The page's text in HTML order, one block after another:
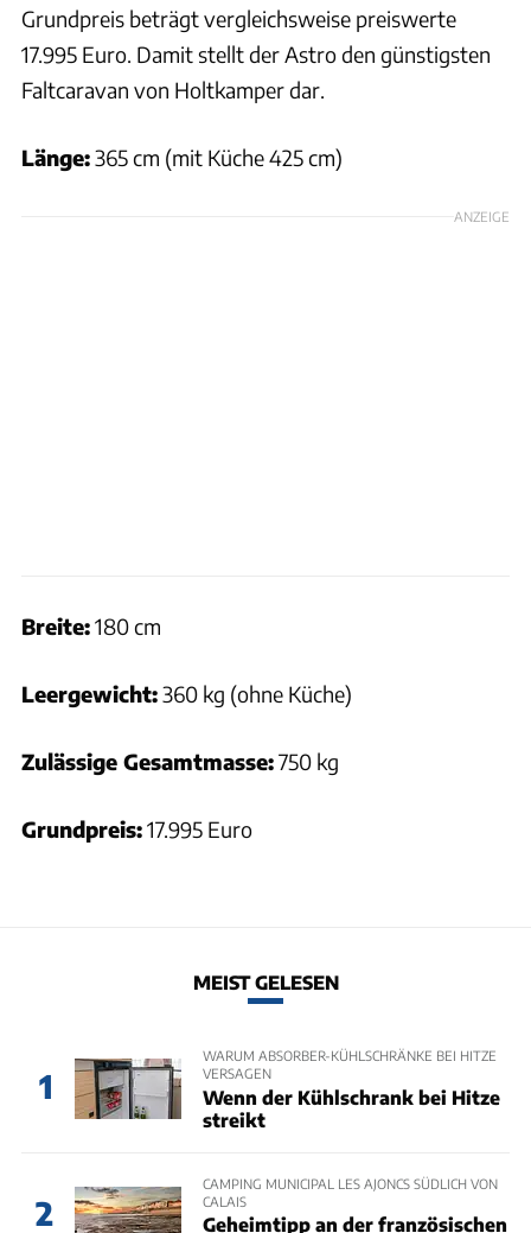
Grundpreis beträgt vergleichsweise preiswerte
17.995 Euro. Damit stellt der Astro den günstigsten
Faltcaravan von Holtkamper dar.
Länge:365 cm (mit Küche 425 cm)
ANZEIGE
Breite:180 cm
Leergewicht:360 kg (ohne Küche)
Zulässige Gesamtmasse:750 kg
Grundpreis:17.995 Euro
MEIST GELESEN
1
WARUM ABSORBER-KÜHLSCHRÄNKE BEI HITZE
VERSAGEN
Wenn der Kühlschrank bei Hitze
streikt
2
CAMPING MUNICIPAL LES AJONCS SÜDLICH VON
CALAIS
Geheimtipp an der französischen